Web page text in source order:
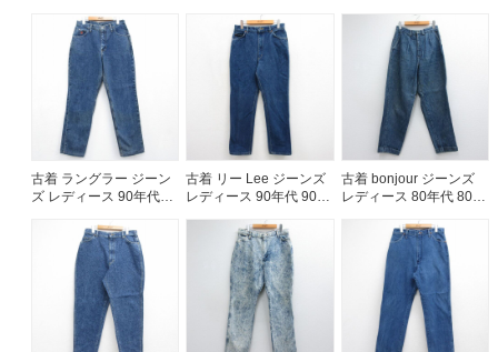
ご利用案内
お客様の声
レビュー1万件突破
お気に入りリスト
会員登録
メルマガ登録
店舗一覧
古着卸売
特定商取引法に基づく表示
プライバシーポリシー
コットン ネイビー デニ
ム 26jul14
ド コットン USA製 ネイ
ビー デニム 26jul14
イビー デニム 26aug06
古着 ラングラー ジーン
ズ レディース 90年代
イビー デニム 26aug06
古着 リー Lee ジーンズ
レディース 90年代 90s
ー デニム【spe】
古着 bonjour ジーンズ
レディース 80年代 80s
ストライプ 26jul14